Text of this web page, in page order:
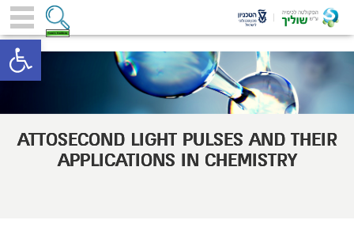
ATTOSECOND LIGHT PULSES AND THEIR
APPLICATIONS IN CHEMISTRY